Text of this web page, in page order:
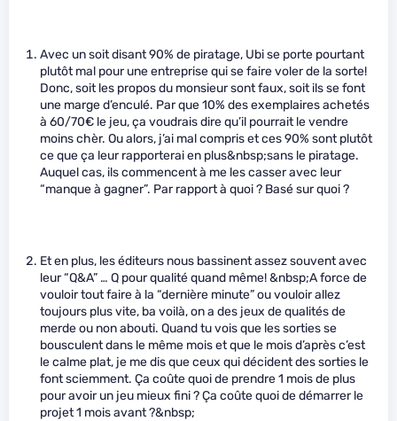
Avec un soit disant 90% de piratage, Ubi se porte pourtant
plutôt mal pour une entreprise qui se faire voler de la sorte!
Donc, soit les propos du monsieur sont faux, soit ils se font
une marge d’enculé. Par que 10% des exemplaires achetés
à 60/70€ le jeu, ça voudrais dire qu’il pourrait le vendre
moins chèr. Ou alors, j’ai mal compris et ces 90% sont plutôt
ce que ça leur rapporterai en plus&nbsp;sans le piratage.
Auquel cas, ils commencent à me les casser avec leur
“manque à gagner”. Par rapport à quoi ? Basé sur quoi ?
Et en plus, les éditeurs nous bassinent assez souvent avec
leur “Q&A” … Q pour qualité quand même! &nbsp;A force de
vouloir tout faire à la “dernière minute” ou vouloir allez
toujours plus vite, ba voilà, on a des jeux de qualités de
merde ou non abouti. Quand tu vois que les sorties se
bousculent dans le même mois et que le mois d’après c’est
le calme plat, je me dis que ceux qui décident des sorties le
font sciemment. Ça coûte quoi de prendre 1 mois de plus
pour avoir un jeu mieux fini ? Ça coûte quoi de démarrer le
projet 1 mois avant ?&nbsp;